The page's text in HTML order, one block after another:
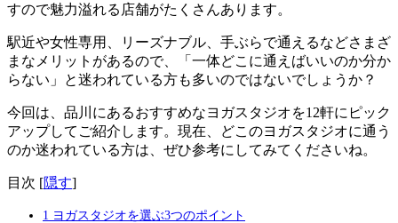
すので魅力溢れる店舗がたくさんあります。
駅近や女性専用、リーズナブル、手ぶらで通えるなどさまざ
まなメリットがあるので、「一体どこに通えばいいのか分か
らない」と迷われている方も多いのではないでしょうか？
今回は、品川にあるおすすめなヨガスタジオを12軒にピック
アップしてご紹介します。現在、どこのヨガスタジオに通う
のか迷われている方は、ぜひ参考にしてみてくださいね。
目次 [隠す]
1 ヨガスタジオを選ぶ3つのポイント